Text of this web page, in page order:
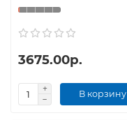
3675.00р.
В корзину